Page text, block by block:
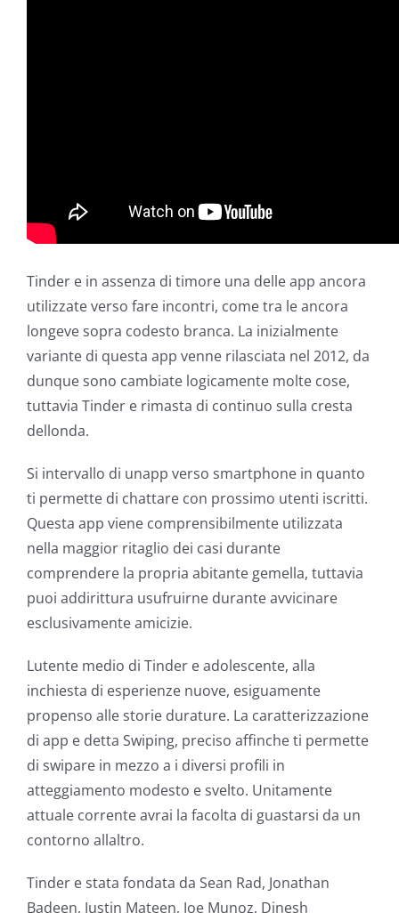
Tinder e in assenza di timore una delle app ancora
utilizzate verso fare incontri, come tra le ancora
longeve sopra codesto branca. La inizialmente
variante di questa app venne rilasciata nel 2012, da
dunque sono cambiate logicamente molte cose,
tuttavia Tinder e rimasta di continuo sulla cresta
dellonda.
Si intervallo di unapp verso smartphone in quanto
ti permette di chattare con prossimo utenti iscritti.
Questa app viene comprensibilmente utilizzata
nella maggior ritaglio dei casi durante
comprendere la propria abitante gemella, tuttavia
puoi addirittura usufruirne durante avvicinare
esclusivamente amicizie.
Lutente medio di Tinder e adolescente, alla
inchiesta di esperienze nuove, esiguamente
propenso alle storie durature. La caratterizzazione
di app e detta Swiping, preciso affinche ti permette
di swipare in mezzo a i diversi profili in
atteggiamento modesto e svelto. Unitamente
attuale corrente avrai la facolta di guastarsi da un
contorno allaltro.
Tinder e stata fondata da Sean Rad, Jonathan
Badeen, Justin Mateen, Joe Munoz, Dinesh